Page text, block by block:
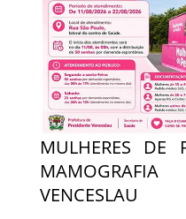
MULHERES DE
VENCESLAU